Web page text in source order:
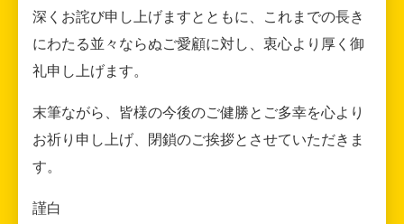
深くお詫び申し上げますとともに、これまでの長き
にわたる並々ならぬご愛顧に対し、衷心より厚く御
礼申し上げます。
末筆ながら、皆様の今後のご健勝とご多幸を心より
お祈り申し上げ、閉鎖のご挨拶とさせていただきま
す。
謹白